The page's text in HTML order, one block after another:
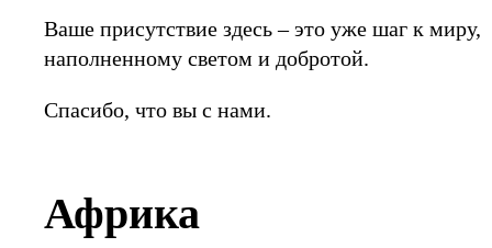
Ваше присутствие здесь – это уже шаг к миру,
наполненному светом и добротой.
Спасибо, что вы с нами.
Африка